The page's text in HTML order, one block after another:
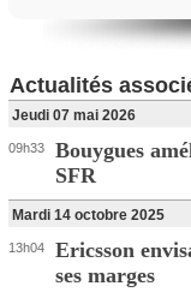
Actualités
Jeudi 07 mai 2026
09h33
Bouygues
SFR
Mardi 14 octobre 2025
13h04
Ericsson
ses marges